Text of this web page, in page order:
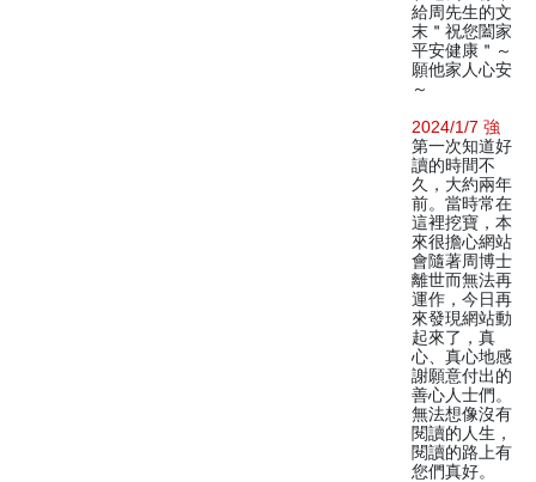
給周先生的文
末＂祝您闔家
平安健康＂～
願他家人心安
～
2024/1/7 強
第一次知道好
讀的時間不
久，大約兩年
前。當時常在
這裡挖寶，本
來很擔心網站
會隨著周博士
離世而無法再
運作，今日再
來發現網站動
起來了，真
心、真心地感
謝願意付出的
善心人士們。
無法想像沒有
閱讀的人生，
閱讀的路上有
您們真好。